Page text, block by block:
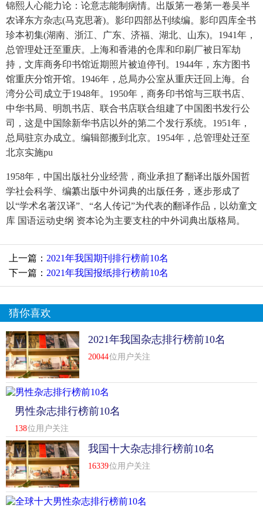
锦熙人心能力论：论意志能制病情。出版第一卷第一卷吴半
农译东方杂志(马克思著)。影印四部丛刊续编。影印四库全书
珍本初集(湖南、浙江、广东、济福、湖北、山东)。1941年，
总管理处迁至重庆。上海和香港的仓库和印刷厂被日军劫
持，文库商务印书馆近期照片被迫停刊。1944年，东方图书
馆重庆分馆开馆。1946年，总局办公室从重庆迁回上海。台
湾分公司成立于1948年。1950年，商务印书馆与三联书店、
中华书局、明凯书店、联合书店联合组建了中国图书发行公
司，这是中国除新华书店以外的第二个发行系统。1951年，
总局驻京办成立。编辑部搬到北京。1954年，总管理处迁至
北京实施pu
1958年，中国出版社分业经营，商业承担了翻译出版外国哲
学社会科学、编纂出版中外词典的出版任务，逐步形成了
以“学术名著汉译”、“名人传记”为代表的翻译作品，以幼童文
库 国语运动史纲 资本论为主要支柱的中外词典出版格局。
上一篇： 2021年我国期刊排行榜前10名
下一篇： 2021年我国报纸排行榜前10名
猜你喜欢
2021年我国杂志排行榜前10名
20044位用户关注
男性杂志排行榜前10名
138位用户关注
我国十大杂志排行榜前10名
16339位用户关注